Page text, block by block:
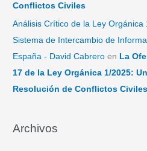
Conflictos Civiles
Análisis Crítico de la Ley
Sistema de Intercambio de
España - David Cabrero en La
17 de la Ley Orgánica 1/2025:
Resolución de Conflictos Civiles
Archivos